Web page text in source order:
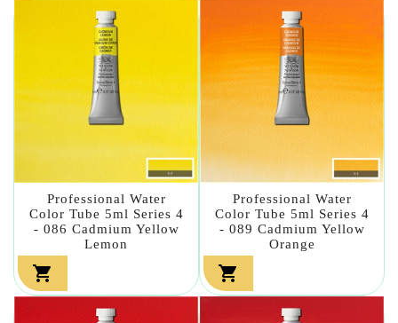
Professional Water
Color Tube 5ml Series 4
- 086 Cadmium Yellow
Lemon

Professional Water
Color Tube 5ml Series 4
- 089 Cadmium Yellow
Orange
